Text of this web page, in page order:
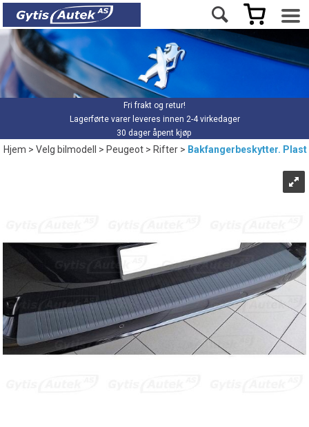
Fri frakt og retur!
Lagerførte varer leveres innen 2-4 virkedager
30 dager åpent kjøp
Hjem>Velg bilmodell >Peugeot>Rifter> Bakfangerbeskytter. Plast